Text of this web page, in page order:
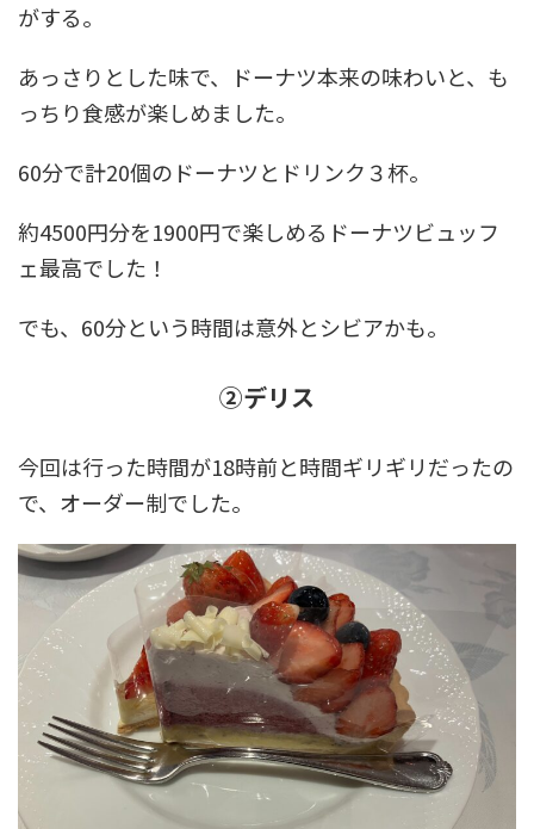
がする。
あっさりとした味で、ドーナツ本来の味わいと、も
っちり食感が楽しめました。
60分で計20個のドーナツとドリンク３杯。
約4500円分を1900円で楽しめるドーナツビュッフ
ェ最高でした！
でも、60分という時間は意外とシビアかも。
②デリス
今回は行った時間が18時前と時間ギリギリだったの
で、オーダー制でした。